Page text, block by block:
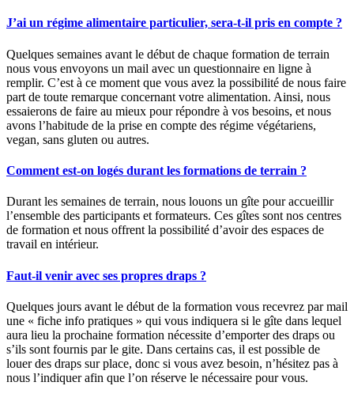
J’ai un régime alimentaire particulier, sera-t-il pris en compte ?
Quelques semaines avant le début de chaque formation de terrain
nous vous envoyons un mail avec un questionnaire en ligne à
remplir. C’est à ce moment que vous avez la possibilité de nous faire
part de toute remarque concernant votre alimentation. Ainsi, nous
essaierons de faire au mieux pour répondre à vos besoins, et nous
avons l’habitude de la prise en compte des régime végétariens,
vegan, sans gluten ou autres.
Comment est-on logés durant les formations de terrain ?
Durant les semaines de terrain, nous louons un gîte pour accueillir
l’ensemble des participants et formateurs. Ces gîtes sont nos centres
de formation et nous offrent la possibilité d’avoir des espaces de
travail en intérieur.
Faut-il venir avec ses propres draps ?
Quelques jours avant le début de la formation vous recevrez par mail
une « fiche info pratiques » qui vous indiquera si le gîte dans lequel
aura lieu la prochaine formation nécessite d’emporter des draps ou
s’ils sont fournis par le gite. Dans certains cas, il est possible de
louer des draps sur place, donc si vous avez besoin, n’hésitez pas à
nous l’indiquer afin que l’on réserve le nécessaire pour vous.